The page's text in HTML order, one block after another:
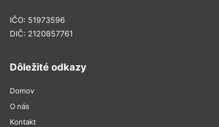
IČO: 51973596
DIČ: 2120857761
Dôležité odkazy
Domov
O nás
Kontakt